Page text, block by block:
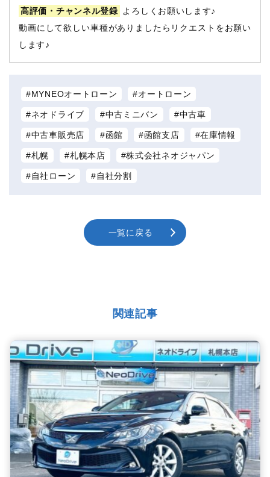
高評価・チャンネル登録
よろしくお願いします♪
動画にして欲しい車種がありましたらリクエストをお願い
します♪
MYNEOオートローン オートローン
ネオドライブ 中古ミニバン 中古車
中古車販売店 函館 函館支店 在庫情報
札幌 札幌本店 株式会社ネオジャパン
自社ローン 自社分割
一覧に戻る
関連記事